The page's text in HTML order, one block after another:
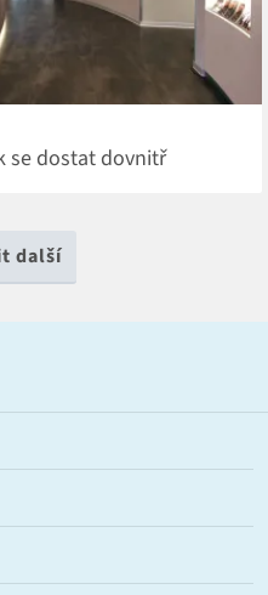
se dostat dovnitř
další